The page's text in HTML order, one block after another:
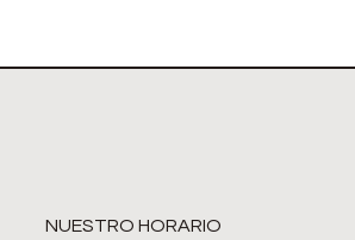
NUESTRO HORARIO